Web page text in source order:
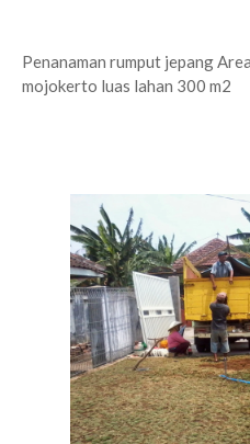
Penanaman rumput jepang
mojokerto luas lahan 300 m2